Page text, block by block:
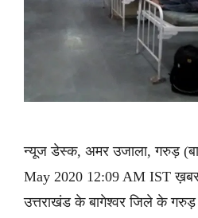
न्यूज डेस्क, अमर उजाला, गरुड़
May 2020 12:09 AM IST
उत्तराखंड के बागेश्वर जिले के गरुड़